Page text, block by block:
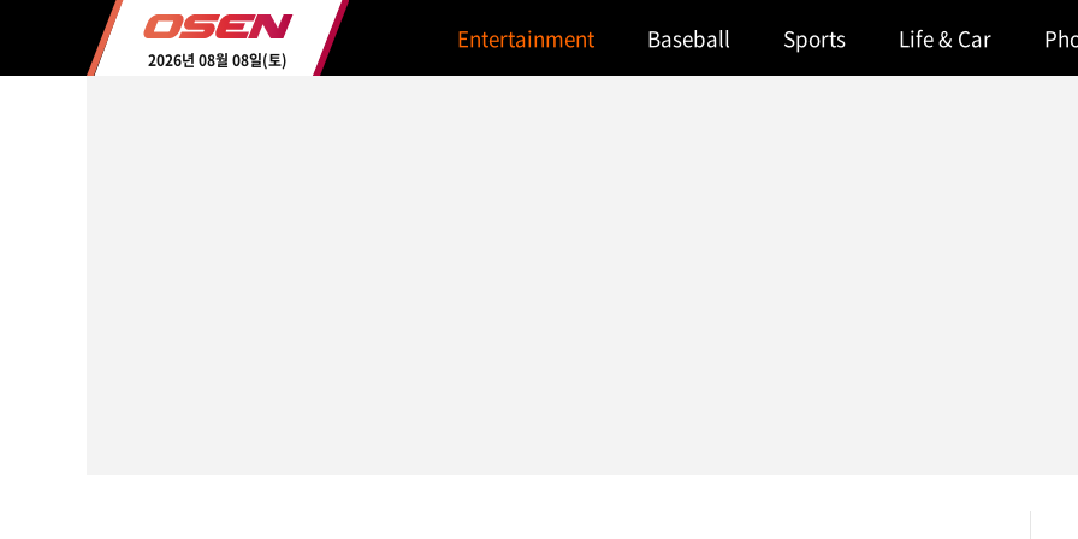
2026년 08월 08일(토)
Entertainment Baseball Sports Life & Car